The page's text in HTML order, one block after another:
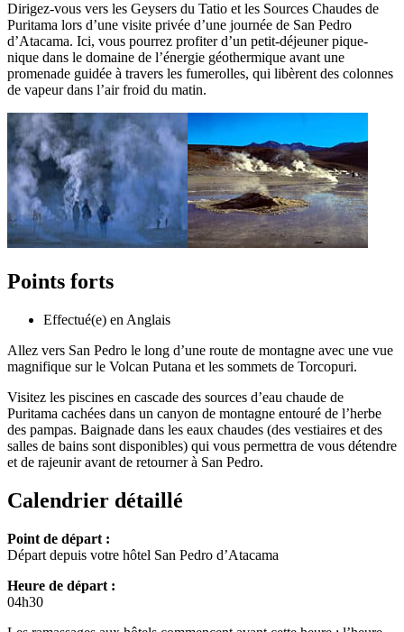
Dirigez-vous vers les Geysers du Tatio et les Sources Chaudes de
Puritama lors d’une visite privée d’une journée de San Pedro
d’Atacama. Ici, vous pourrez profiter d’un petit-déjeuner pique-
nique dans le domaine de l’énergie géothermique avant une
promenade guidée à travers les fumerolles, qui libèrent des colonnes
de vapeur dans l’air froid du matin.
Points forts
Effectué(e) en Anglais
Allez vers San Pedro le long d’une route de montagne avec une vue
magnifique sur le Volcan Putana et les sommets de Torcopuri.
Visitez les piscines en cascade des sources d’eau chaude de
Puritama cachées dans un canyon de montagne entouré de l’herbe
des pampas. Baignade dans les eaux chaudes (des vestiaires et des
salles de bains sont disponibles) qui vous permettra de vous détendre
et de rajeunir avant de retourner à San Pedro.
Calendrier détaillé
Point de départ :
Départ depuis votre hôtel San Pedro d’Atacama
Heure de départ :
04h30